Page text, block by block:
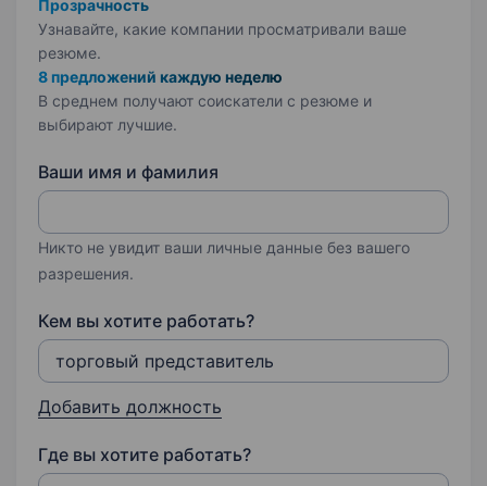
Прозрачность
Узнавайте, какие компании просматривали ваше
резюме.
8 предложений каждую неделю
В среднем получают соискатели с резюме и
выбирают лучшие.
Ваши имя и фамилия
Никто не увидит ваши личные данные без вашего
разрешения.
Кем вы хотите работать?
Добавить должность
Где вы хотите работать?